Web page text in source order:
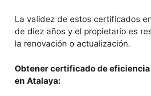
La validez de estos certificados
de diez años y el propietario es
la renovación o actualización.
Obtener certificado de
en Atalaya: